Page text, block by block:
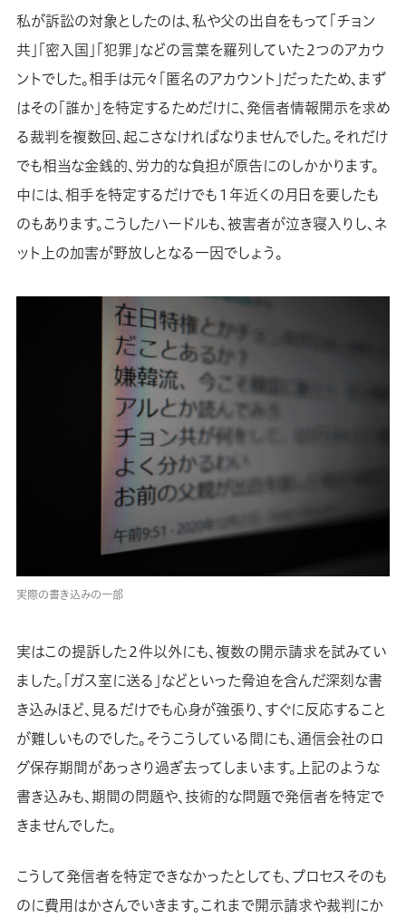
私が訴訟の対象としたのは、私や父の出自をもって「チョン
共」「密入国」「犯罪」などの言葉を羅列していた２つのアカウ
ントでした。相手は元々「匿名のアカウント」だったため、まず
はその「誰か」を特定するためだけに、発信者情報開示を求め
る裁判を複数回、起こさなければなりませんでした。それだけ
でも相当な金銭的、労力的な負担が原告にのしかかります。
中には、相手を特定するだけでも１年近くの月日を要したも
のもあります。こうしたハードルも、被害者が泣き寝入りし、ネ
ット上の加害が野放しとなる一因でしょう。
実際の書き込みの一部
実はこの提訴した２件以外にも、複数の開示請求を試みてい
ました。「ガス室に送る」などといった脅迫を含んだ深刻な書
き込みほど、見るだけでも心身が強張り、すぐに反応すること
が難しいものでした。そうこうしている間にも、通信会社のロ
グ保存期間があっさり過ぎ去ってしまいます。上記のような
書き込みも、期間の問題や、技術的な問題で発信者を特定で
きませんでした。
こうして発信者を特定できなかったとしても、プロセスそのも
のに費用はかさんでいきます。これまで開示請求や裁判にか